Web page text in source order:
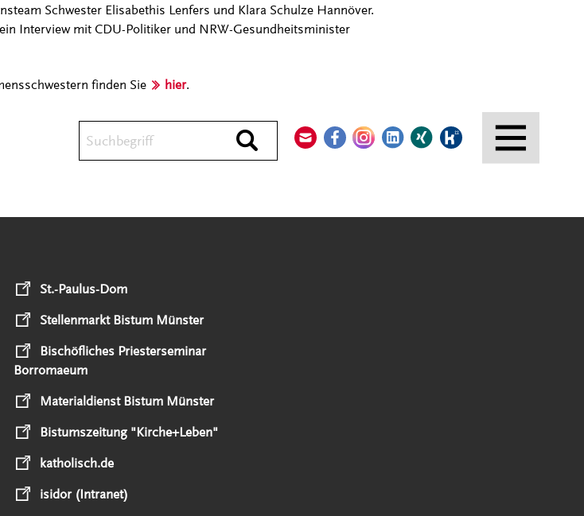
Durchsuchen
Schwester Elisabethis Lenfers und Klara Schulze Hannöver.
Interview mit CDU-Politiker und NRW-Gesundheitsminister
finden Sie hier.
St.-Paulus-Dom
Stellenmarkt Bistum Münster
Bischöfliches Priesterseminar
Borromaeum
Materialdienst Bistum Münster
Bistumszeitung "Kirche+Leben"
katholisch.de
isidor (Intranet)